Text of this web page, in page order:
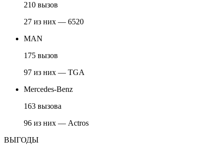
210 вызов
27 из них — 6520
MAN
175 вызов
97 из них — TGA
Mercedes-Benz
163 вызова
96 из них — Actros
ВЫГОДЫ